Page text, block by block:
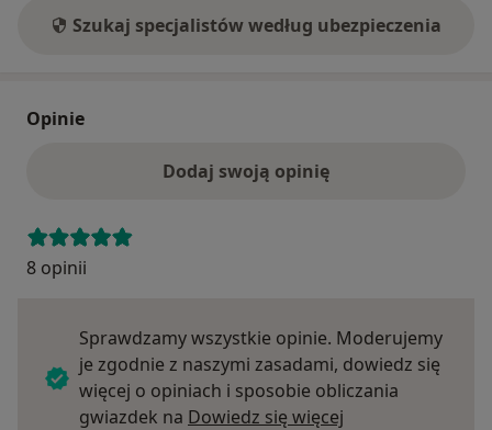
Szukaj specjalistów według ubezpieczenia
Opinie
Dodaj swoją opinię
8 opinii
Sprawdzamy wszystkie opinie. Moderujemy
je zgodnie z naszymi zasadami, dowiedz się
więcej o opiniach i sposobie obliczania
gwiazdek na Dowiedz się więcej